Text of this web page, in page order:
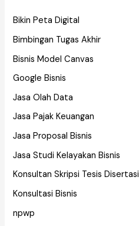
Bikin Peta Digital
Bimbingan Tugas Akhir
Bisnis Model Canvas
Google Bisnis
Jasa Olah Data
Jasa Pajak Keuangan
Jasa Proposal Bisnis
Jasa Studi Kelayakan Bisnis
Konsultan Skripsi Tesis Disertasi
Konsultasi Bisnis
npwp